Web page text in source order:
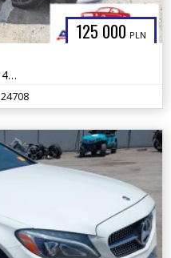
125 000 PLN
2024r., MERCEDES-BENZ AMG C 43 4MATIC, 2L, od ubezpieczalni
24708